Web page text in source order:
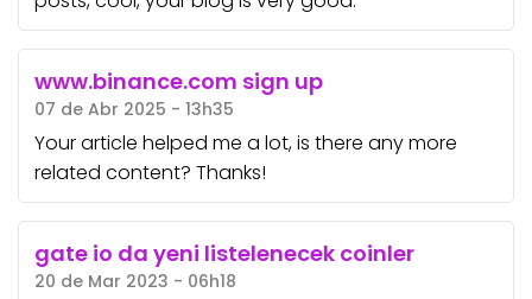
www.binance.com sign up
07 de Abr 2025 - 13h35
Your article helped me a lot, is there any more
related content? Thanks!
gate io da yeni listelenecek coinler
20 de Mar 2023 - 06h18